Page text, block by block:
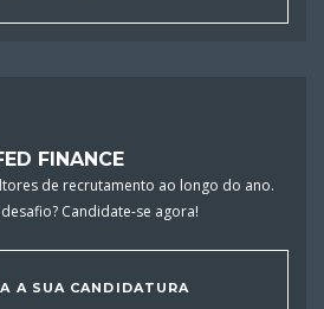
FINANCE
de recrutamento ao longo do ano.
Candidate-se agora!
A SUA CANDIDATURA